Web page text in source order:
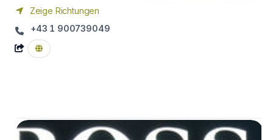
Zeige Richtungen
+43 1 900739049